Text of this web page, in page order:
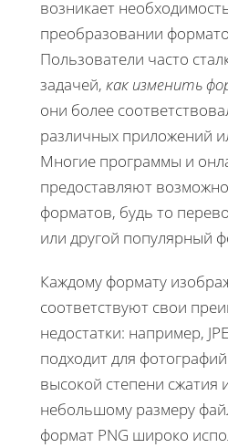
возникает
преобразовании
Пользователи часто
задачей, как изменить
они более
различных приложений
Многие программы и
предоставляют
форматов, будь то
или другой популярный
Каждому формату
соответствуют свои
недостатки: например,
подходит для
высокой степени сжатия
небольшому размеру
формат PNG широко